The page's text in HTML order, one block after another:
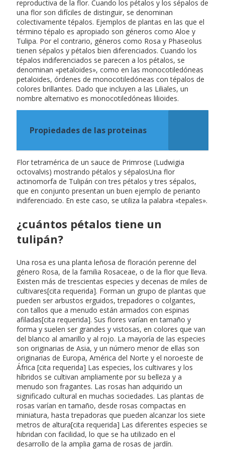
reproductiva de la flor. Cuando los pétalos y los sépalos de
una flor son difíciles de distinguir, se denominan
colectivamente tépalos. Ejemplos de plantas en las que el
término tépalo es apropiado son géneros como Aloe y
Tulipa. Por el contrario, géneros como Rosa y Phaseolus
tienen sépalos y pétalos bien diferenciados. Cuando los
tépalos indiferenciados se parecen a los pétalos, se
denominan «petaloides», como en las monocotiledóneas
petaloides, órdenes de monocotiledóneas con tépalos de
colores brillantes. Dado que incluyen a las Liliales, un
nombre alternativo es monocotiledóneas lilioides.
Propiedades de las proteinas
Flor tetramérica de un sauce de Primrose (Ludwigia
octovalvis) mostrando pétalos y sépalosUna flor
actinomorfa de Tulipán con tres pétalos y tres sépalos,
que en conjunto presentan un buen ejemplo de perianto
indiferenciado. En este caso, se utiliza la palabra «tepales».
¿cuántos pétalos tiene un
tulipán?
Una rosa es una planta leñosa de floración perenne del
género Rosa, de la familia Rosaceae, o de la flor que lleva.
Existen más de trescientas especies y decenas de miles de
cultivares[cita requerida]. Forman un grupo de plantas que
pueden ser arbustos erguidos, trepadores o colgantes,
con tallos que a menudo están armados con espinas
afiladas[cita requerida]. Sus flores varían en tamaño y
forma y suelen ser grandes y vistosas, en colores que van
del blanco al amarillo y al rojo. La mayoría de las especies
son originarias de Asia, y un número menor de ellas son
originarias de Europa, América del Norte y el noroeste de
África [cita requerida] Las especies, los cultivares y los
híbridos se cultivan ampliamente por su belleza y a
menudo son fragantes. Las rosas han adquirido un
significado cultural en muchas sociedades. Las plantas de
rosas varían en tamaño, desde rosas compactas en
miniatura, hasta trepadoras que pueden alcanzar los siete
metros de altura[cita requerida] Las diferentes especies se
hibridan con facilidad, lo que se ha utilizado en el
desarrollo de la amplia gama de rosas de jardín.